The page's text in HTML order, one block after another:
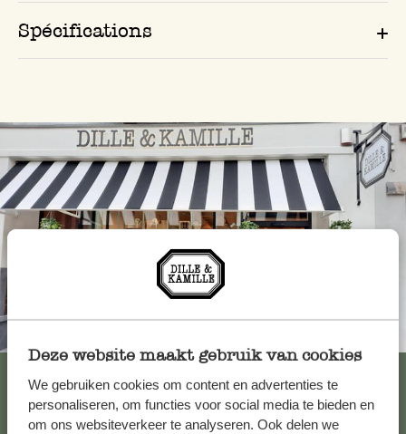
Deze website maakt gebruik van cookies
We gebruiken cookies om content en advertenties te
personaliseren, om functies voor social media te bieden en
om ons websiteverkeer te analyseren. Ook delen we
Spécifications